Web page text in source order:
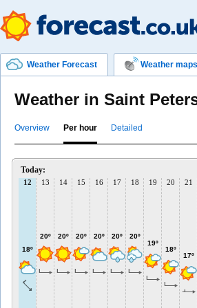
Weather Forecast Weather maps
Weather in Saint
Overview Per hour Detailed
Today:
12
18º
13
20º
14
20º
15
20º
16
20º
17
20º
18
20º
19
19º
20
18º
21
17º